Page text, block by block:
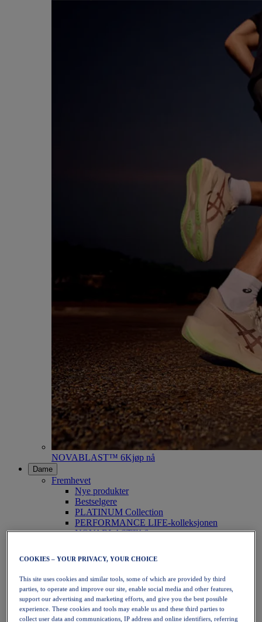
NOVABLAST™ 6Kjøp nå
Dame
Fremhevet
Nye produkter
Bestselgere
PLATINUM Collection
PERFORMANCE LIFE-kolleksjonen
NOVABLAST™ 6
Løping
Terrengløping
Tennis
Volleyball
Håndball
Padel
Netball
COOKIES – YOUR PRIVACY, YOUR CHOICE
This site uses cookies and similar tools, some of which are provided by third
parties, to operate and improve our site, enable social media and other features,
support our advertising and marketing efforts, and give you the best possible
experience. These cookies and tools may enable us and these third parties to
collect user data and communications, IP address and online identifiers, referring